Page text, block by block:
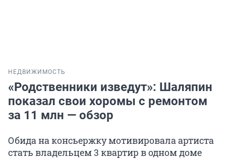
НЕДВИЖИМОСТЬ
«Родственники изведут»: Шаляпин
показал свои хоромы с ремонтом
за 11 млн — обзор
Обида на консьержку мотивировала артиста
стать владельцем 3 квартир в одном доме